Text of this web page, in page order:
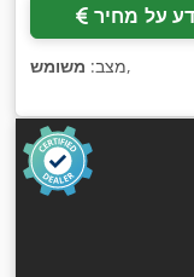
על מחיר
מצב: משומש ,